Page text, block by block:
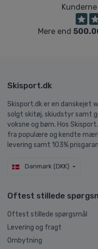
Mere end
Skisport.dk
Skisport.dk er en danskejet
solgt skitøj, skiudstyr samt
voksne og børn. Hos
fra populære og kendte
levering samt 103%
Danmark (DKK)
Oftest stillede
Oftest stillede spørgsmål
Levering og fragt
Ombytning